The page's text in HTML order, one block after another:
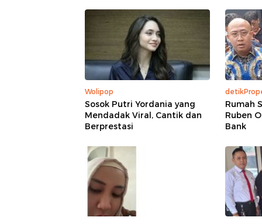
Wolipop
Sosok Putri Yordania yang
Mendadak Viral, Cantik dan
Berprestasi
Rumah
Ruben
Bank